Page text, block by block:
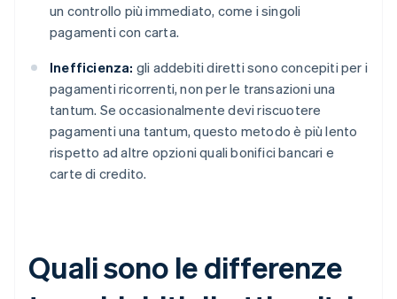
un controllo più immediato, come i singoli
pagamenti con carta.
Inefficienza: gli addebiti diretti sono concepiti per i
pagamenti ricorrenti, non per le transazioni una
tantum. Se occasionalmente devi riscuotere
pagamenti una tantum, questo metodo è più lento
rispetto ad altre opzioni quali bonifici bancari e
carte di credito.
Quali sono le differenze